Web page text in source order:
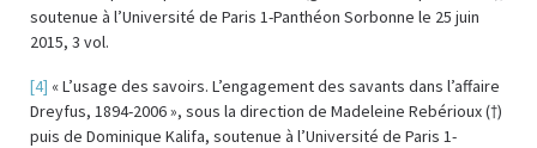
soutenue à l’Université de Paris 1-Panthéon Sorbonne le 25 juin
2015, 3 vol.
[4] « L’usage des savoirs. L’engagement des savants dans l’affaire
Dreyfus, 1894-2006 », sous la direction de Madeleine Rebérioux (†)
puis de Dominique Kalifa, soutenue à l’Université de Paris 1-